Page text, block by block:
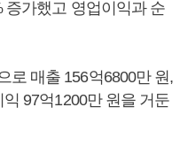
증가했고 영업이익과 순
로 매출 156억6800만 원,
97억1200만 원을 거둔